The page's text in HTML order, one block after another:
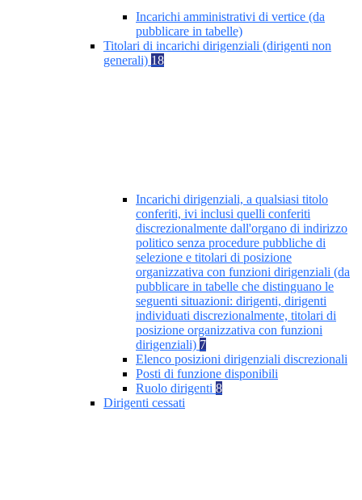
Incarichi amministrativi di vertice (da
pubblicare in tabelle)
Titolari di incarichi dirigenziali (dirigenti non
generali) 18
Incarichi dirigenziali, a qualsiasi titolo
conferiti, ivi inclusi quelli conferiti
discrezionalmente dall'organo di indirizzo
politico senza procedure pubbliche di
selezione e titolari di posizione
organizzativa con funzioni dirigenziali (da
pubblicare in tabelle che distinguano le
seguenti situazioni: dirigenti, dirigenti
individuati discrezionalmente, titolari di
posizione organizzativa con funzioni
dirigenziali) 7
Elenco posizioni dirigenziali discrezionali
Posti di funzione disponibili
Ruolo dirigenti 8
Dirigenti cessati